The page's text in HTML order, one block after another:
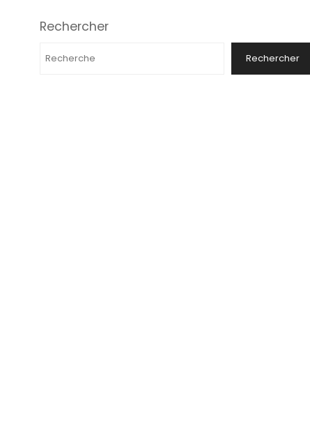
Rechercher
Rechercher